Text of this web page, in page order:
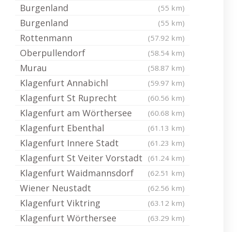
Burgenland (55 km)
Burgenland (55 km)
Rottenmann (57.92 km)
Oberpullendorf (58.54 km)
Murau (58.87 km)
Klagenfurt Annabichl (59.97 km)
Klagenfurt St Ruprecht (60.56 km)
Klagenfurt am Wörthersee (60.68 km)
Klagenfurt Ebenthal (61.13 km)
Klagenfurt Innere Stadt (61.23 km)
Klagenfurt St Veiter Vorstadt (61.24 km)
Klagenfurt Waidmannsdorf (62.51 km)
Wiener Neustadt (62.56 km)
Klagenfurt Viktring (63.12 km)
Klagenfurt Wörthersee (63.29 km)